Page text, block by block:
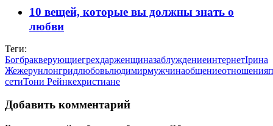
10 вещей, которые вы должны знать о
любви
Теги:
БогбракверующиегрехдарженщиназаблуждениеинтернетІрина
Жежерунлонгридлюбовьлюдимирмужчинаобщениеотношения
сетиТони Рейнкехристиане
Добавить комментарий